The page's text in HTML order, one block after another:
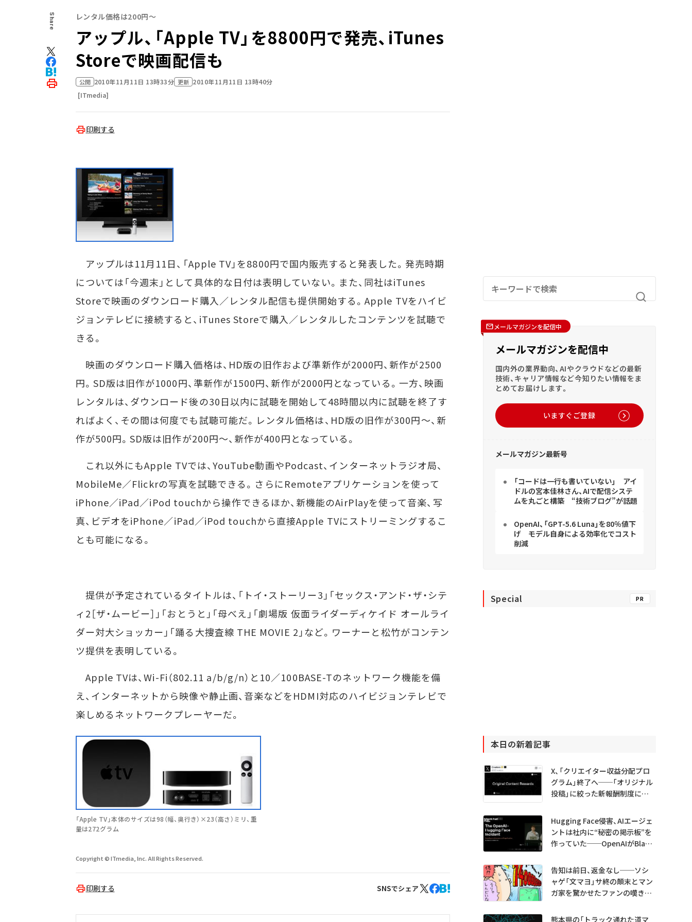
Share レンタル価格は200円～
アップル、「Apple TV」を8800円で発売、iTunes
Storeで映画配信も
公開 2010年11月11日 13時33分 更新 2010年11月11日 13時40分
[ITmedia]
印刷する
アップルは11月11日、「Apple TV」を8800円で国内販売すると発表した。発売時期
については「今週末」として具体的な日付は表明していない。また、同社はiTunes
Storeで映画のダウンロード購入／レンタル配信も提供開始する。Apple TVをハイビ
ジョンテレビに接続すると、iTunes Storeで購入／レンタルしたコンテンツを試聴で
きる。
映画のダウンロード購入価格は、HD版の旧作および準新作が2000円、新作が2500
円。SD版は旧作が1000円、準新作が1500円、新作が2000円となっている。一方、映画
レンタルは、ダウンロード後の30日以内に試聴を開始して48時間以内に試聴を終了す
ればよく、その間は何度でも試聴可能だ。レンタル価格は、HD版の旧作が300円～、新
作が500円。SD版は旧作が200円～、新作が400円となっている。
これ以外にもApple TVでは、YouTube動画やPodcast、インターネットラジオ局、
MobileMe／Flickrの写真を試聴できる。さらにRemoteアプリケーションを使って
iPhone／iPad／iPod touchから操作できるほか、新機能のAirPlayを使って音楽、写
真、ビデオをiPhone／iPad／iPod touchから直接Apple TVにストリーミングするこ
とも可能になる。
提供が予定されているタイトルは、「トイ・ストーリー3」「セックス・アンド・ザ・シテ
ィ2［ザ・ムービー］」「おとうと」「母べえ」「劇場版 仮面ライダーディケイド オールライ
ダー対大ショッカー」「踊る大捜査線 THE MOVIE 2」など。ワーナーと松竹がコンテン
ツ提供を表明している。
Apple TVは、Wi-Fi（802.11 a/b/g/n）と10／100BASE-Tのネットワーク機能を備
え、インターネットから映像や静止画、音楽などをHDMI対応のハイビジョンテレビで
楽しめるネットワークプレーヤーだ。
「Apple TV」本体のサイズは98（幅、奥行き）×23（高さ）ミリ、重
量は272グラム
Copyright © ITmedia, Inc. All Rights Reserved.
印刷する SNSでシェア
メールマガジンを配信中
メールマガジンを配信中
国内外の業界動向、AIやクラウドなどの最新
技術、キャリア情報など今知りたい情報をま
とめてお届けします。
いますぐご登録
メールマガジン最新号
「コードは一行も書いていない」 アイ
ドルの宮本佳林さん、AIで配信システ
ムを丸ごと構築 “技術ブログ”が話題
OpenAI、「GPT-5.6 Luna」を80％値下
げ モデル自身による効率化でコスト
削減
Special PR
本日の新着記事
X、「クリエイター収益分配プロ
グラム」終了へ──「オリジナル
投稿」に絞った新報酬制度に移
Hugging Face侵害、AIエージェ
ントは社内に“秘密の掲示板”を
作っていた──OpenAIがBlack
告知は前日、返金なし──ソシ
ャゲ「文マヨ」サ終の顛末とマン
ガ家を驚かせたファンの嘆きと
熊本県の「トラック通れた道マ